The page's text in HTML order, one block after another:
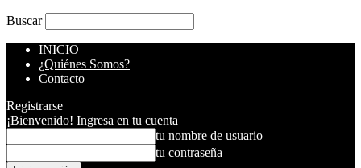
Buscar
INICIO
¿Quiénes Somos?
Contacto
Registrarse
¡Bienvenido! Ingresa en tu cuenta
tu nombre de usuario
tu contraseña